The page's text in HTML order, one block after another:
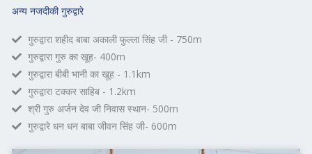
अन्य नजदीकी गुरुद्वारे
गुरुद्वारा शहीद बाबा अकाली फुल्ला सिंह जी - 750m
गुरुद्वारा गुरु का खूह- 400m
गुरुद्वारा बीबी भानी का खूह - 1.1km
गुरुद्वारा टक्कर साहिब - 1.2km
श्री गुरु अर्जन देव जी निवास स्थान- 500m
गुरुद्वारे धन धन बाबा जीवन सिंह जी- 600m